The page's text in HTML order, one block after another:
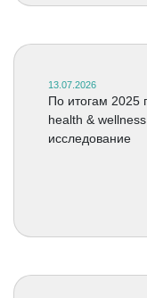
13.07.2026
По итогам 2025
health &
исследование